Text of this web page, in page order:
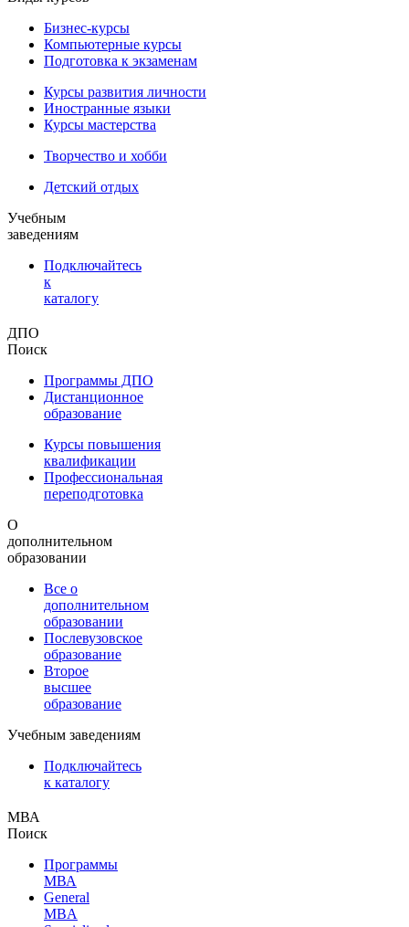
Бизнес-курсы
Компьютерные курсы
Подготовка к экзаменам
Курсы развития личности
Иностранные языки
Курсы мастерства
Творчество и хобби
Детский отдых
Учебным
заведениям
Подключайтесь
к
каталогу
ДПО
Поиск
Программы ДПО
Дистанционное
образование
Курсы повышения
квалификации
Профессиональная
переподготовка
О
дополнительном
образовании
Все о
дополнительном
образовании
Послевузовское
образование
Второе
высшее
образование
Учебным заведениям
Подключайтесь
к каталогу
МВА
Поиск
Программы
МВА
General
MBA